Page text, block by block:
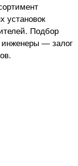
установок
Подбор
— залог